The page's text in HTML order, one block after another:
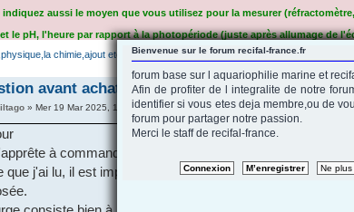
Bienvenue sur le forum recifal-france.fr
forum base sur l aquariophilie marine et
Afin de profiter de l integralite de notre
identifier si vous etes deja membre,ou de
forum pour partager notre passion.
Merci le staff de recifal-france.
aussi le moyen que vous utilisez pour la mesurer
le pH, l'heure par rapport à la photopériode (juste après allumage de
chimie,ajout etc...
avant achat osmoseur Optima
» Mer 19 Mar 2025, 11:52
à commander un osmoseur optima 5 étapes
que j'ai lu, il est important d'effectuer une purge en début